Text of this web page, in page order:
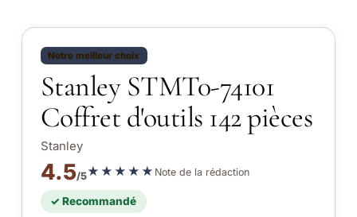
Notre meilleur choix
Stanley STMT0-74101
Coffret d'outils 142 pièces
Stanley
4.5/5★★★★★ Note de la rédaction
✓ Recommandé